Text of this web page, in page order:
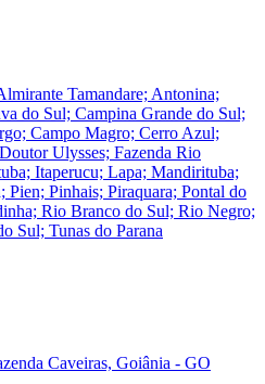
Tamandare; Antonina;
do Sul; Campina Grande do Sul;
Campo Magro; Cerro Azul;
Ulysses; Fazenda Rio
Itaperucu; Lapa; Mandirituba;
Pien; Pinhais; Piraquara; Pontal do
Rio Branco do Sul; Rio Negro;
Sul; Tunas do Parana
Caveiras, Goiânia - GO